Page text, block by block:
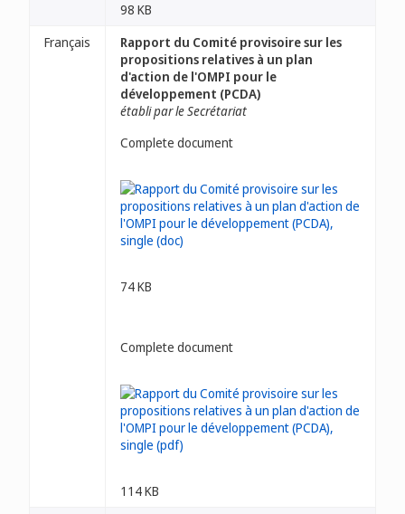
98 KB
Français
Rapport du Comité provisoire sur les
propositions relatives à un plan
d'action de l'OMPI pour le
développement (PCDA)
établi par le Secrétariat
Complete document
74 KB
Complete document
114 KB